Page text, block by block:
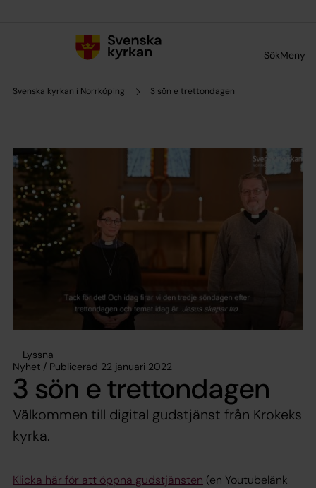
SökMeny
Svenska kyrkan i Norrköping 3 sön e trettondagen
Lyssna
Nyhet / Publicerad 22 januari 2022
3 sön e trettondagen
Välkommen till digital gudstjänst från Krokeks
kyrka.
Klicka här för att öppna gudstjänsten (en Youtubelänk